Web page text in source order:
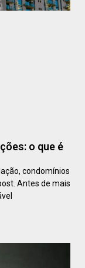
o que é
condomínios
Antes de mais